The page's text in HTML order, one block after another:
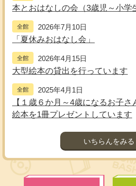
いちらんをみる
本とおはなしの会（3歳児～小学
全館 2026年7月10日
「夏休みおはなし会」
全館 2026年4月15日
大型絵本の貸出を行っています
全館 2025年4月1日
【１歳６か月～4歳になるお子
絵本を1冊プレゼントしています